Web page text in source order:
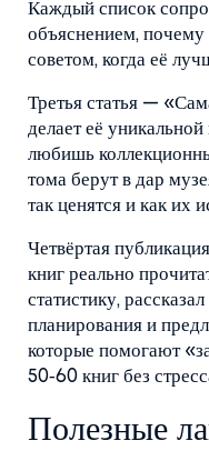
Каждый список
объяснением, почему
советом, когда её
Третья статья —
делает её
любишь
тома берут в дар
так ценятся и как их
Четвёртая
книг реально
статистику,
планирования и
которые помогают
50‑60 книг без
Полезные